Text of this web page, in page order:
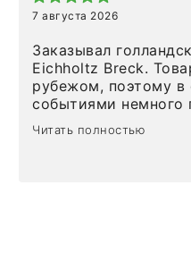
7 августа 2026
Заказывал
Eichholtz Breck.
рубежом, поэтому в
событиями немного
Но homeadore
определенное в
Читать полностью